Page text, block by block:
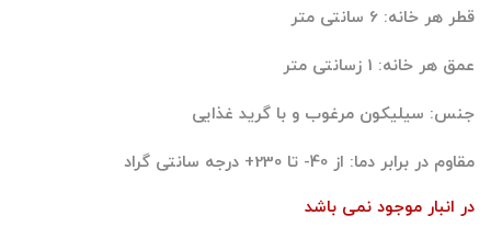
قطر هر خانه: 6 سانتی متر
عمق هر خانه: 1 زسانتی متر
جنس: سیلیکون مرغوب و با گرید غذایی
مقاوم در برابر دما: از 40- تا 230+ درجه سانتی گراد
در انبار موجود نمی باشد